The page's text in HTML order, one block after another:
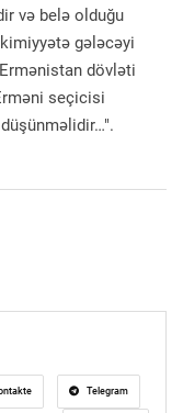
və belə olduğu
gələcəyi
dövləti
seçicisi
Telegram